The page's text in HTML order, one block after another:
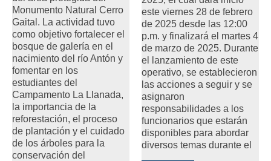
Monumento Natural Cerro
Gaital. La actividad tuvo
como objetivo fortalecer el
bosque de galería en el
nacimiento del río Antón y
fomentar en los
estudiantes del
Campamento La Llanada,
la importancia de la
reforestación, el proceso
de plantación y el cuidado
de los árboles para la
conservación del
este viernes 28 de febrero
de 2025 desde las 12:00
p.m. y finalizará el martes 4
de marzo de 2025. Durante
el lanzamiento de este
operativo, se establecieron
las acciones a seguir y se
asignaron
responsabilidades a los
funcionarios que estarán
disponibles para abordar
diversos temas durante el